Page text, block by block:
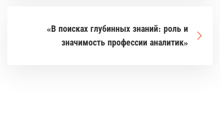
«В поисках глубинных знаний: роль и
значимость профессии аналитик»